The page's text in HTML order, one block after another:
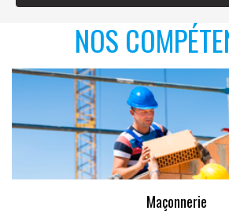
NOS
Maçonnerie